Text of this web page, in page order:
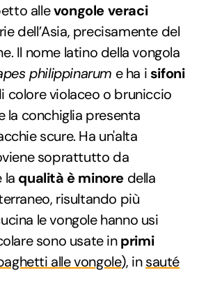
allevongole veraci
dell’Asia, precisamente del
Il nome latino della vongola
philippinarum e ha i sifoni
colore violaceo o bruniccio
la conchiglia presenta
scure. Ha un'alta
soprattutto da
la qualità è minore della
risultando più
le vongole hanno usi
sono usate inprimi
alle vongole), insauté